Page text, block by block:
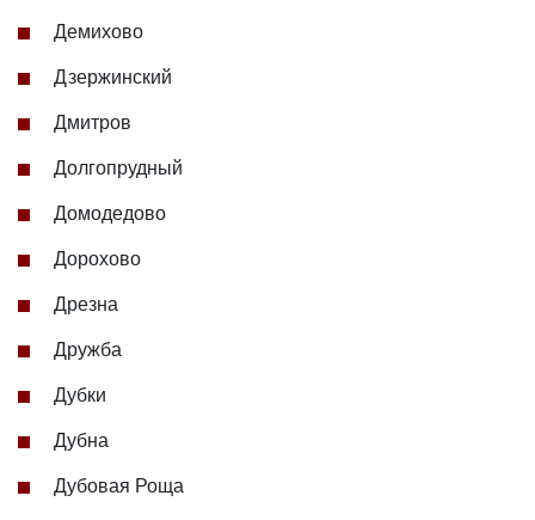
Демихово
Дзержинский
Дмитров
Долгопрудный
Домодедово
Дорохово
Дрезна
Дружба
Дубки
Дубна
Дубовая Роща